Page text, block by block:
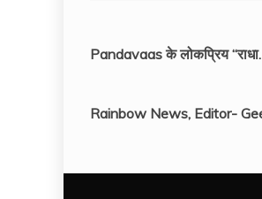
Pandavaas के लोकप्रिय “राधा…
Rainbow News, Editor-